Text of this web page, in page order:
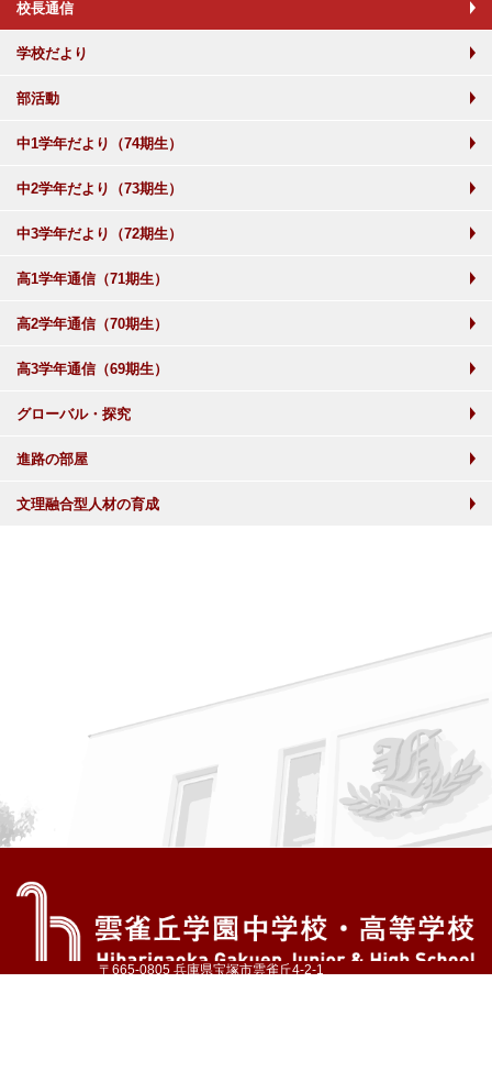
校長通信
学校だより
部活動
中1学年だより（74期生）
中2学年だより（73期生）
中3学年だより（72期生）
高1学年通信（71期生）
高2学年通信（70期生）
高3学年通信（69期生）
グローバル・探究
進路の部屋
文理融合型人材の育成
〒665-0805 兵庫県宝塚市雲雀丘4-2-1